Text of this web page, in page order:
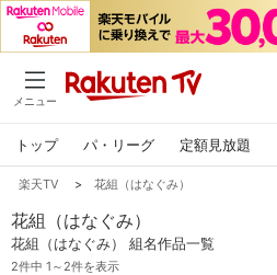
メニュー
トップ パ・リーグ 定額見放題
楽天TV > 花組（はなぐみ）
花組（はなぐみ）
花組（はなぐみ） 組名作品一覧
2件中 1～2件を表示